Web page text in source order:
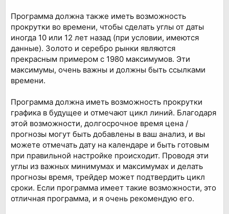
Программа должна также иметь возможность
прокрутки во времени, чтобы сделать углы от даты
иногда 10 или 12 лет назад (при условии, имеются
данные). Золото и серебро рынки являются
прекрасным примером с 1980 максимумов. Эти
максимумы, очень важны и должны быть ссылками
времени.
Программа должна иметь возможность прокрутки
графика в будущее и отмечают цикл линий. Благодаря
этой возможности, долгосрочное время цена /
прогнозы могут быть добавлены в ваш анализ, и вы
можете отмечать дату на календаре и быть готовым
при правильной настройке происходит. Проводя эти
углы из важных минимумах и максимумах и делать
прогнозы время, трейдер может подтвердить цикл
сроки. Если программа имеет такие возможности, это
отличная программа, и я очень рекомендую его.